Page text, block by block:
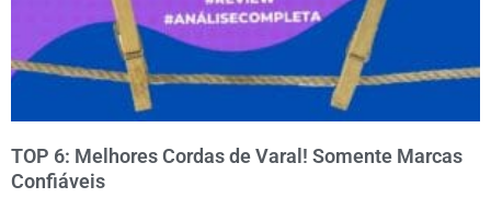
TOP 6: Melhores Cordas de Varal! Somente Marcas
Confiáveis